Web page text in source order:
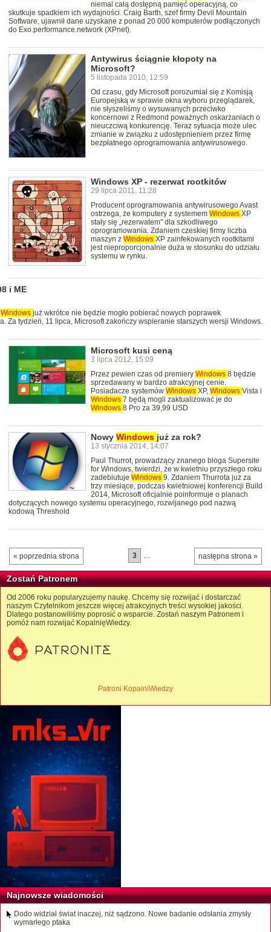
niemal całą dostępną pamięć operacyjną, co
skutkuje spadkiem ich wydajności. Craig Barth, szef firmy Devil Mountain
Software, ujawnił dane uzyskane z ponad 20 000 komputerów podłączonych
do Exo.performance.network (XPnet).
Antywirus ściągnie kłopoty na
Microsoft?
5 listopada 2010, 12:59
Od czasu, gdy Microsoft porozumiał się z Komisją
Europejską w sprawie okna wyboru przeglądarek,
nie słyszeliśmy o wysuwanych przeciwko
koncernowi z Redmond poważnych oskarżaniach o
nieuczciwą konkurencję. Teraz sytuacja może ulec
zmianie w związku z udostępnieniem przez firmę
bezpłatnego oprogramowania antywirusowego.
Windows XP - rezerwat rootkitów
29 lipca 2011, 11:28
Producent oprogramowania antywirusowego Avast
ostrzega, że komputery z systemem Windows XP
stały się „rezerwatem" dla szkodliwego
oprogramowania. Zdaniem czeskiej firmy liczba
maszyn z Windows XP zainfekowanych rootkitami
jest nieproporcjonalnie duża w stosunku do udziału
systemu w rynku.
i ME
Windows już wkrótce nie będzie mogło pobierać nowych poprawek
Za tydzień, 11 lipca, Microsoft zakończy wspieranie starszych wersji Windows.
Microsoft kusi ceną
3 lipca 2012, 15:09
Przez pewien czas od premiery Windows 8 będzie
sprzedawany w bardzo atrakcyjnej cenie.
Posiadacze systemów Windows XP, Windows Vista i
Windows 7 będą mogli zaktualizować je do
Windows 8 Pro za 39,99 USD
Nowy Windows już za rok?
13 stycznia 2014, 14:07
Paul Thurrot, prowadzący znanego bloga Supersite
for Windows, twierdzi, że w kwietniu przyszłego roku
zadebiutuje Windows 9. Zdaniem Thurrota już za
trzy miesiące, podczas kwietniowej konferencji Build
2014, Microsoft oficjalnie poinformuje o planach
dotyczących nowego systemu operacyjnego, rozwijanego pod nazwą
kodową Threshold
« poprzednia strona następna strona »
3 …
Zostań Patronem
Od 2006 roku popularyzujemy naukę. Chcemy się rozwijać i dostarczać
naszym Czytelnikom jeszcze więcej atrakcyjnych treści wysokiej jakości.
Dlatego postanowiliśmy poprosić o wsparcie. Zostań naszym Patronem i
pomóż nam rozwijać KopalnięWiedzy.
Patroni KopalniWiedzy
Najnowsze wiadomości
Dodo widział świat inaczej, niż sądzono. Nowe badanie odsłania zmysły
wymarłego ptaka